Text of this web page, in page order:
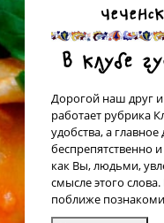
В клубе
Дорогой наш друг
работает рубрика
удобства, а
беспрепятственно
как Вы, людьми,
смысле этого
поближе